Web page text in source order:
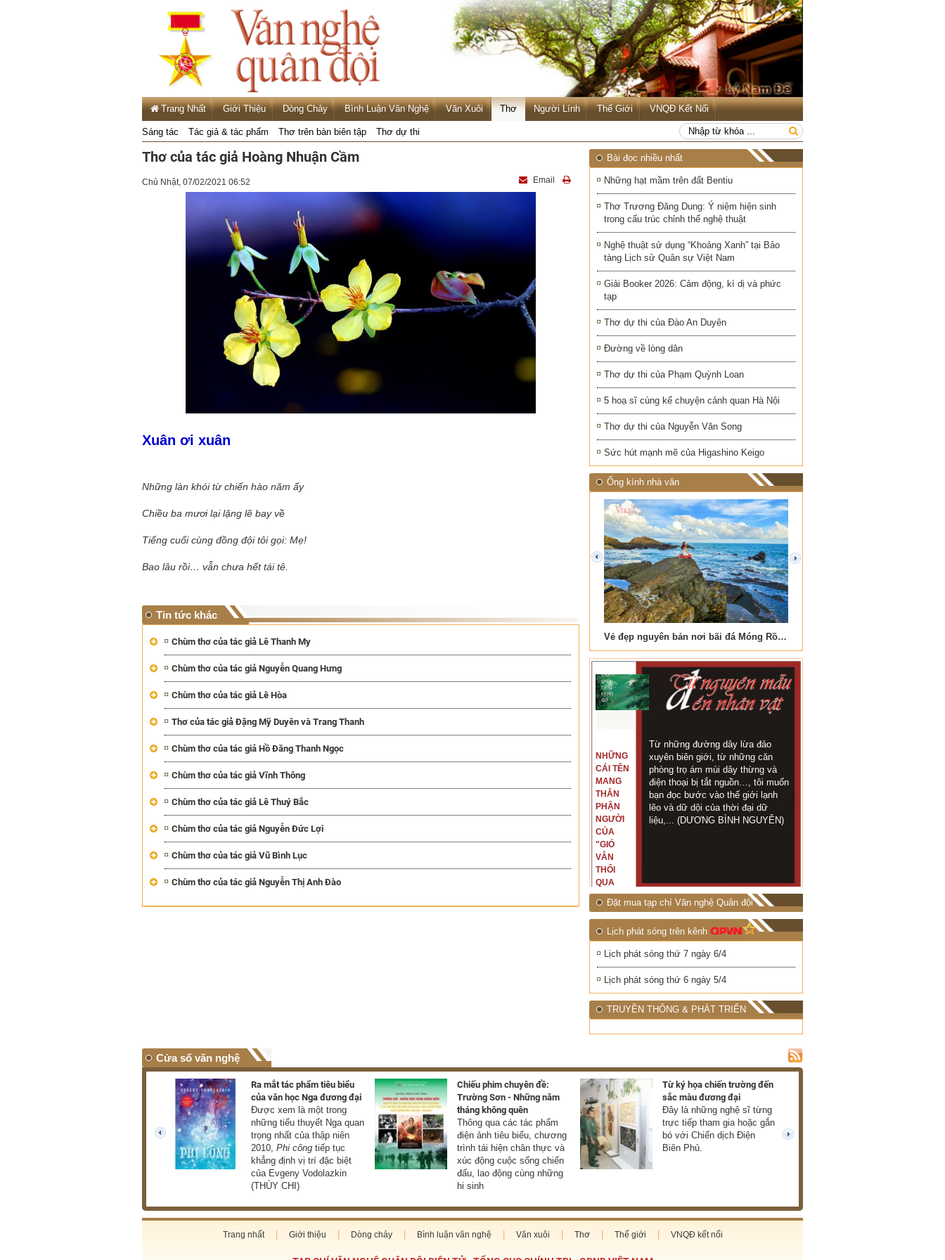
Trang Nhất Giới Thiệu Dòng Chảy Bình Luận Văn Nghệ Văn Xuôi Thơ Người Lính Thế Giới VNQĐ Kết Nối
Sáng tác Tác giả & tác phẩm Thơ trên bàn biên tập Thơ dự thi
Thơ của tác giả Hoàng Nhuận Cầm
Chủ Nhật, 07/02/2021 06:52 Email
Xuân ơi xuân
Những làn khói từ chiến hào năm ấy
Chiều ba mươi lại lặng lẽ bay về
Tiếng cuối cùng đồng đội tôi gọi: Mẹ!
Bao lâu rồi… vẫn chưa hết tái tê.
Tin tức khác
Chùm thơ của tác giả Lê Thanh My
Chùm thơ của tác giả Nguyễn Quang Hưng
Chùm thơ của tác giả Lê Hòa
Thơ của tác giả Đặng Mỹ Duyên và Trang Thanh
Chùm thơ của tác giả Hồ Đăng Thanh Ngọc
Chùm thơ của tác giả Vĩnh Thông
Chùm thơ của tác giả Lê Thuý Bắc
Chùm thơ của tác giả Nguyễn Đức Lợi
Chùm thơ của tác giả Vũ Bình Lục
Chùm thơ của tác giả Nguyễn Thị Anh Đào
Bài đọc nhiều nhất
Những hạt mầm trên đất Bentiu
Thơ Trương Đăng Dung: Ý niệm hiện sinh
trong cấu trúc chỉnh thể nghệ thuật
Nghệ thuật sử dụng “Khoảng Xanh” tại Bảo
tàng Lịch sử Quân sự Việt Nam
Giải Booker 2026: Cảm động, kì dị và phức
tạp
Thơ dự thi của Đào An Duyên
Đường về lòng dân
Thơ dự thi của Phạm Quỳnh Loan
5 hoạ sĩ cùng kể chuyện cảnh quan Hà Nội
Thơ dự thi của Nguyễn Văn Song
Sức hút mạnh mẽ của Higashino Keigo
Ống kính nhà văn
Mùa xanh Tam Cốc Vẻ đẹp nguyên bản nơi bãi đá Móng Rồng
prev next
TÔI GẶP,
CHUYỆN
Tôi từng hình dung viết văn là
công việc của sự hư cấu, một
hành trình phác dựng thế giới từ
trí tưởng tượng, nơi nhà văn tự
do tạo hình mọi thứ theo ý mình...
(TRẦN THỊ TÚ NGỌC)
CAO CỜ
THÁNG
1945
NHỮNG
CÁI TÊN
MANG
THÂN
PHẬN
NGƯỜI
CỦA
"GIÓ
VẪN
THỔI
QUA
RỪNG
NHIỆT
ĐỚI"
Từ những đường dây lừa đảo
xuyên biên giới, từ những căn
phòng trọ ám mùi dây thừng và
điện thoại bị tắt nguồn…, tôi muốn
bạn đọc bước vào thế giới lạnh
lẽo và dữ dội của thời đại dữ
liệu,... (DƯƠNG BÌNH NGUYÊN)
Đặt mua tạp chí Văn nghệ Quân đội
Lịch phát sóng trên kênh
Lịch phát sóng thứ 7 ngày 6/4
Lịch phát sóng thứ 6 ngày 5/4
TRUYỀN THÔNG & PHÁT TRIỂN
Cửa sổ văn nghệ
phẩm tiêu biểu thuộc nhiều
Ra mắt tác phẩm tiêu biểu
của văn học Nga đương đại
Được xem là một trong
những tiểu thuyết Nga quan
trọng nhất của thập niên
2010, Phi công tiếp tục
khẳng định vị trí đặc biệt
của Evgeny Vodolazkin
(THÙY CHI)
Chiếu phim chuyên đề:
Trường Sơn - Những năm
tháng không quên
Thông qua các tác phẩm
điện ảnh tiêu biểu, chương
trình tái hiện chân thực và
xúc động cuộc sống chiến
đấu, lao động cùng những
hi sinh
Từ ký họa chiến trường đến
sắc màu đương đại
Đây là những nghệ sĩ từng
trực tiếp tham gia hoặc gắn
bó với Chiến dịch Điện
Biên Phủ.
prev next
Trang nhất Giới thiệu Dòng chảy Bình luận văn nghệ Văn xuôi Thơ Thế giới VNQĐ kết nối